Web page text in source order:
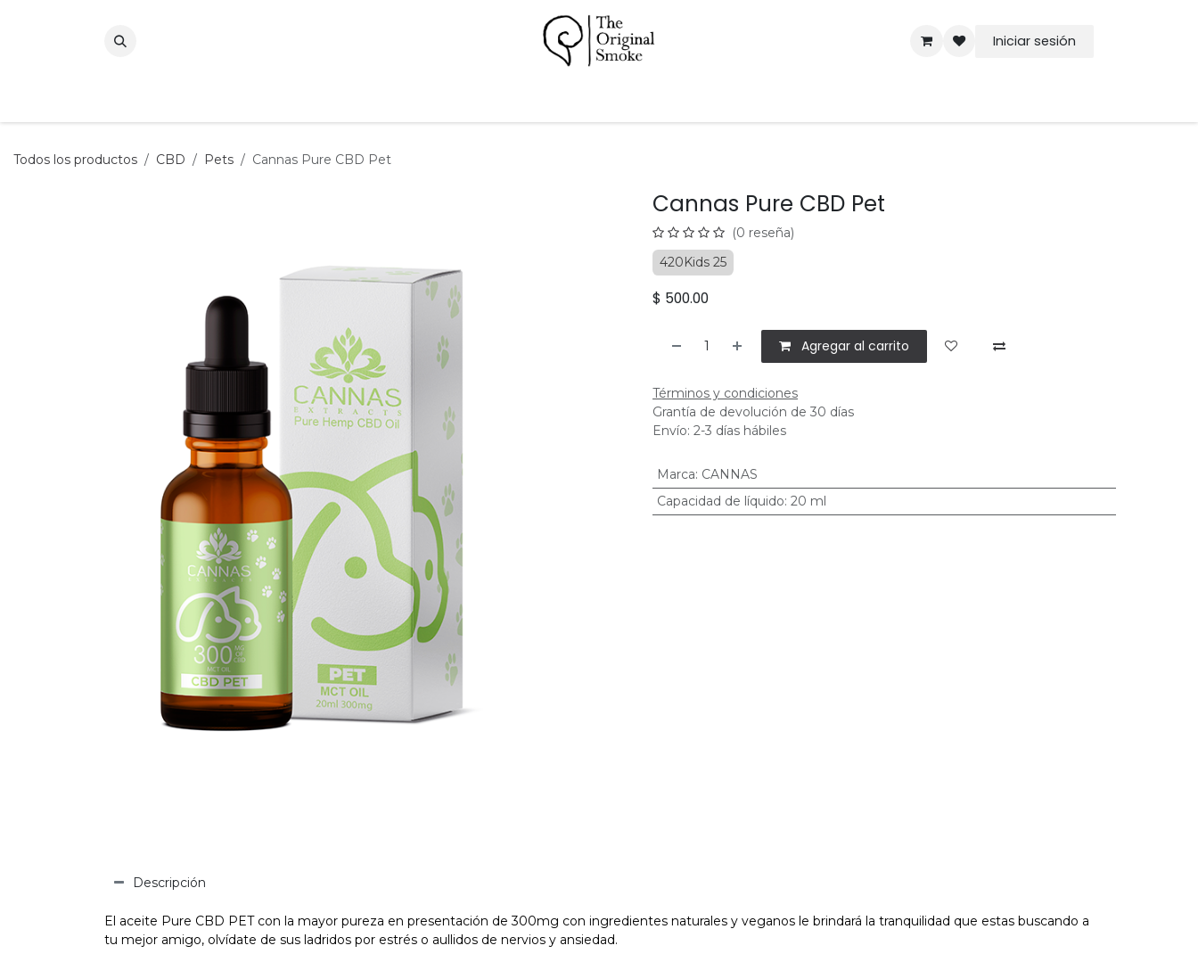
Iniciar sesión
Todos los productos CBD Pets Cannas Pure CBD Pet
Cannas Pure CBD Pet
(0 reseña)
420Kids 25
$ 500.00
Agregar al carrito
Términos y condiciones
Grantía de devolución de 30 días
Envío: 2-3 días hábiles
Marca: CANNAS
Capacidad de líquido: 20 ml
Descripción
El aceite Pure CBD PET con la mayor pureza en presentación de 300mg con ingredientes naturales y veganos le brindará la tranquilidad que estas buscando a
tu mejor amigo, olvídate de sus ladridos por estrés o aullidos de nervios y ansiedad.